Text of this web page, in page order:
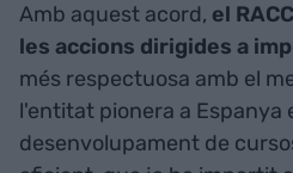
Amb aquest acord, el
les accions dirigides a
més respectuosa amb el
l'entitat pionera a Espanya
desenvolupament de